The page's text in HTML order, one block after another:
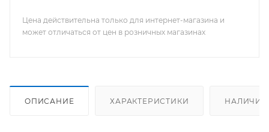
Цена действительна только для интернет-магазина и
может отличаться от цен в розничных магазинах
ОПИСАНИЕ ХАРАКТЕРИСТИКИ НАЛИЧИЕ